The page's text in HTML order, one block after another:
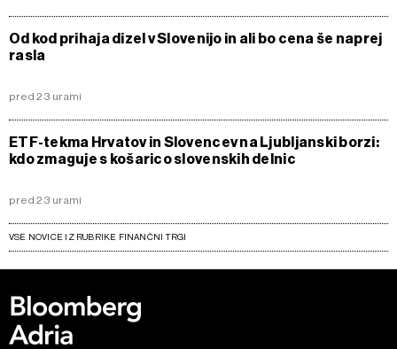
Od kod prihaja dizel v Slovenijo in ali bo cena še naprej
rasla
pred 23 urami
ETF-tekma Hrvatov in Slovencev na Ljubljanski borzi:
kdo zmaguje s košarico slovenskih delnic
pred 23 urami
VSE NOVICE IZ RUBRIKE FINANČNI TRGI